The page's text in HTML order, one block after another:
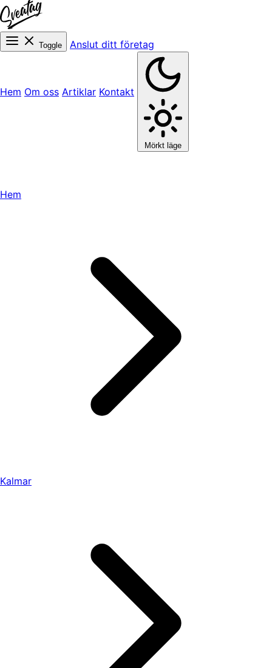
Toggle Anslut ditt företag
Hem Om oss Artiklar Kontakt
Mörkt läge
Hem
Kalmar